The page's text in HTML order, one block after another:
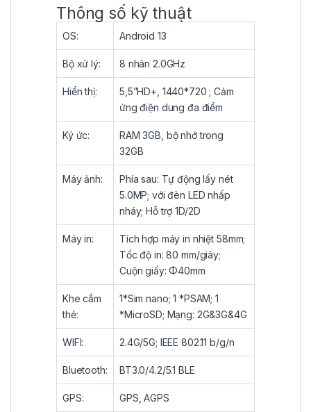
Thông số kỹ thuật
OS: Android 13
Bộ xử lý: 8 nhân 2.0GHz
Hiển thị:
5,5”HD+, 1440*720 ; Cảm
ứng điện dung đa điểm
Ký ức:
RAM 3GB, bộ nhớ trong
32GB
Máy ảnh:
Phía sau: Tự động lấy nét
5.0MP; với đèn LED nhấp
nháy; Hỗ trợ 1D/2D
Máy in:
Tích hợp máy in nhiệt 58mm;
Tốc độ in: 80 mm/giây;
Cuộn giấy: Φ40mm
Khe cắm
thẻ:
1*Sim nano; 1 *PSAM; 1
*MicroSD; Mạng: 2G&3G&4G
WIFI: 2.4G/5G; IEEE 802.11 b/g/n
Bluetooth: BT3.0/4.2/5.1 BLE
GPS: GPS, AGPS